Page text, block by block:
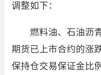
调整如下：
燃料油、石油沥
期货已上市合约的涨
保持仓交易保证金比